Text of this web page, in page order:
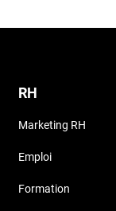
RH
Marketing RH
Emploi
Formation